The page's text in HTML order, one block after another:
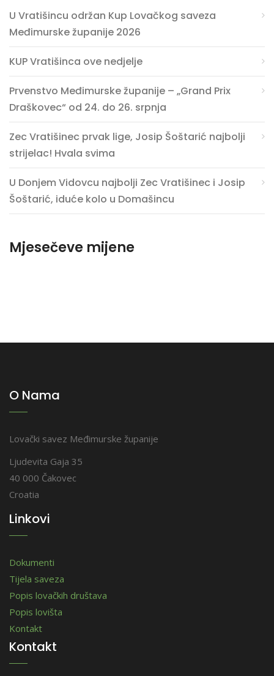
U Vratišincu održan Kup Lovačkog saveza
Međimurske županije 2026
KUP Vratišinca ove nedjelje
Prvenstvo Međimurske županije – „Grand Prix
Draškovec“ od 24. do 26. srpnja
Zec Vratišinec prvak lige, Josip Šoštarić najbolji
strijelac! Hvala svima
U Donjem Vidovcu najbolji Zec Vratišinec i Josip
Šoštarić, iduće kolo u Domašincu
Mjesečeve mijene
O Nama
Lovački savez Međimurske županije
Ljudevita Gaja 35
40 000 Čakovec
Croatia
Linkovi
Dokumenti
Tijela saveza
Popis lovačkih društava
Popis lovišta
Kontakt
Kontakt